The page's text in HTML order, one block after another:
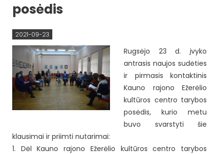
posėdis
2021-09-23
Rugsėjo 23 d. įvyko
antrasis naujos sudėties
ir pirmasis kontaktinis
Kauno rajono Ežerėlio
kultūros centro tarybos
posėdis, kurio metu
buvo svarstyti šie
klausimai ir priimti nutarimai:
1. Dėl Kauno rajono Ežerėlio kultūros centro tarybos